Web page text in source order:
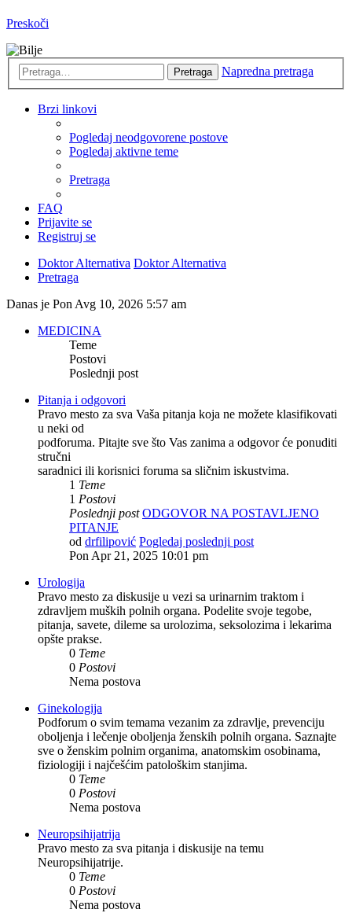
Preskoči
Pretraga Napredna pretraga
Brzi linkovi
Pogledaj neodgovorene postove
Pogledaj aktivne teme
Pretraga
FAQ
Prijavite se
Registruj se
Doktor Alternativa Doktor Alternativa
Pretraga
Danas je Pon Avg 10, 2026 5:57 am
MEDICINA
Teme
Postovi
Poslednji post
Pitanja i odgovori
Pravo mesto za sva Vaša pitanja koja ne možete klasifikovati
u neki od
podforuma. Pitajte sve što Vas zanima a odgovor će ponuditi
stručni
saradnici ili korisnici foruma sa sličnim iskustvima.
1 Teme
1 Postovi
Poslednji post ODGOVOR NA POSTAVLJENO
PITANJE
od drfilipović Pogledaj poslednji post
Pon Apr 21, 2025 10:01 pm
Urologija
Pravo mesto za diskusije u vezi sa urinarnim traktom i
zdravljem muških polnih organa. Podelite svoje tegobe,
pitanja, savete, dileme sa urolozima, seksolozima i lekarima
opšte prakse.
0 Teme
0 Postovi
Nema postova
Ginekologija
Podforum o svim temama vezanim za zdravlje, prevenciju
oboljenja i lečenje oboljenja ženskih polnih organa. Saznajte
sve o ženskim polnim organima, anatomskim osobinama,
fiziologiji i najčešćim patološkim stanjima.
0 Teme
0 Postovi
Nema postova
Neuropsihijatrija
Pravo mesto za sva pitanja i diskusije na temu
Neuropsihijatrije.
0 Teme
0 Postovi
Nema postova